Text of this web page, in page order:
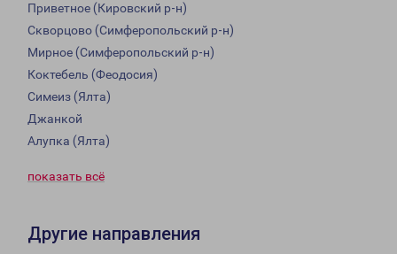
Приветное (Кировский р-н)
Скворцово (Симферопольский р-н)
Мирное (Симферопольский р-н)
Коктебель (Феодосия)
Симеиз (Ялта)
Джанкой
Алупка (Ялта)
показать всё
Другие направления